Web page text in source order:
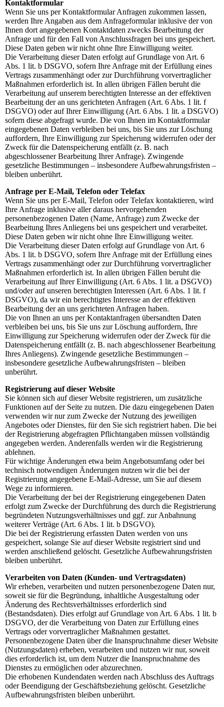
Kontaktformular
Wenn Sie uns per Kontaktformular Anfragen zukommen lassen,
werden Ihre Angaben aus dem Anfrageformular inklusive der von
Ihnen dort angegebenen Kontaktdaten zwecks Bearbeitung der
Anfrage und für den Fall von Anschlussfragen bei uns gespeichert.
Diese Daten geben wir nicht ohne Ihre Einwilligung weiter.
Die Verarbeitung dieser Daten erfolgt auf Grundlage von Art. 6
Abs. 1 lit. b DSGVO, sofern Ihre Anfrage mit der Erfüllung eines
Vertrags zusammenhängt oder zur Durchführung vorvertraglicher
Maßnahmen erforderlich ist. In allen übrigen Fällen beruht die
Verarbeitung auf unserem berechtigten Interesse an der effektiven
Bearbeitung der an uns gerichteten Anfragen (Art. 6 Abs. 1 lit. f
DSGVO) oder auf Ihrer Einwilligung (Art. 6 Abs. 1 lit. a DSGVO)
sofern diese abgefragt wurde. Die von Ihnen im Kontaktformular
eingegebenen Daten verbleiben bei uns, bis Sie uns zur Löschung
auffordern, Ihre Einwilligung zur Speicherung widerrufen oder der
Zweck für die Datenspeicherung entfällt (z. B. nach
abgeschlossener Bearbeitung Ihrer Anfrage). Zwingende
gesetzliche Bestimmungen – insbesondere Aufbewahrungsfristen –
bleiben unberührt.
Anfrage per E-Mail, Telefon oder Telefax
Wenn Sie uns per E-Mail, Telefon oder Telefax kontaktieren, wird
Ihre Anfrage inklusive aller daraus hervorgehenden
personenbezogenen Daten (Name, Anfrage) zum Zwecke der
Bearbeitung Ihres Anliegens bei uns gespeichert und verarbeitet.
Diese Daten geben wir nicht ohne Ihre Einwilligung weiter.
Die Verarbeitung dieser Daten erfolgt auf Grundlage von Art. 6
Abs. 1 lit. b DSGVO, sofern Ihre Anfrage mit der Erfüllung eines
Vertrags zusammenhängt oder zur Durchführung vorvertraglicher
Maßnahmen erforderlich ist. In allen übrigen Fällen beruht die
Verarbeitung auf Ihrer Einwilligung (Art. 6 Abs. 1 lit. a DSGVO)
und/oder auf unseren berechtigten Interessen (Art. 6 Abs. 1 lit. f
DSGVO), da wir ein berechtigtes Interesse an der effektiven
Bearbeitung der an uns gerichteten Anfragen haben.
Die von Ihnen an uns per Kontaktanfragen übersandten Daten
verbleiben bei uns, bis Sie uns zur Löschung auffordern, Ihre
Einwilligung zur Speicherung widerrufen oder der Zweck für die
Datenspeicherung entfällt (z. B. nach abgeschlossener Bearbeitung
Ihres Anliegens). Zwingende gesetzliche Bestimmungen –
insbesondere gesetzliche Aufbewahrungsfristen – bleiben
unberührt.
Registrierung auf dieser Website
Sie können sich auf dieser Website registrieren, um zusätzliche
Funktionen auf der Seite zu nutzen. Die dazu eingegebenen Daten
verwenden wir nur zum Zwecke der Nutzung des jeweiligen
Angebotes oder Dienstes, für den Sie sich registriert haben. Die bei
der Registrierung abgefragten Pflichtangaben müssen vollständig
angegeben werden. Anderenfalls werden wir die Registrierung
ablehnen.
Für wichtige Änderungen etwa beim Angebotsumfang oder bei
technisch notwendigen Änderungen nutzen wir die bei der
Registrierung angegebene E-Mail-Adresse, um Sie auf diesem
Wege zu informieren.
Die Verarbeitung der bei der Registrierung eingegebenen Daten
erfolgt zum Zwecke der Durchführung des durch die Registrierung
begründeten Nutzungsverhältnisses und ggf. zur Anbahnung
weiterer Verträge (Art. 6 Abs. 1 lit. b DSGVO).
Die bei der Registrierung erfassten Daten werden von uns
gespeichert, solange Sie auf dieser Website registriert sind und
werden anschließend gelöscht. Gesetzliche Aufbewahrungsfristen
bleiben unberührt.
Verarbeiten von Daten (Kunden- und Vertragsdaten)
Wir erheben, verarbeiten und nutzen personenbezogene Daten nur,
soweit sie für die Begründung, inhaltliche Ausgestaltung oder
Änderung des Rechtsverhältnisses erforderlich sind
(Bestandsdaten). Dies erfolgt auf Grundlage von Art. 6 Abs. 1 lit. b
DSGVO, der die Verarbeitung von Daten zur Erfüllung eines
Vertrags oder vorvertraglicher Maßnahmen gestattet.
Personenbezogene Daten über die Inanspruchnahme dieser Website
(Nutzungsdaten) erheben, verarbeiten und nutzen wir nur, soweit
dies erforderlich ist, um dem Nutzer die Inanspruchnahme des
Dienstes zu ermöglichen oder abzurechnen.
Die erhobenen Kundendaten werden nach Abschluss des Auftrags
oder Beendigung der Geschäftsbeziehung gelöscht. Gesetzliche
Aufbewahrungsfristen bleiben unberührt.